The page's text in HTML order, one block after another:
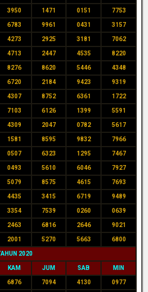
3950 1471 0151 7753
6783 9961 0431 3157
4273 2925 3181 7062
4713 2447 4535 8220
8276 8620 5446 4348
6720 2184 9423 9319
4307 8752 6361 1722
7103 6126 1399 5591
4309 2047 0782 5617
1581 8595 9832 7966
0507 6323 1295 7467
0493 5610 6046 7927
5079 8575 4615 7693
4435 3415 6719 9489
3354 7539 0260 0639
2463 6816 2646 9021
2001 5270 5663 6800
2020
KAM JUM SAB MIN
6876 7094 4130 0977